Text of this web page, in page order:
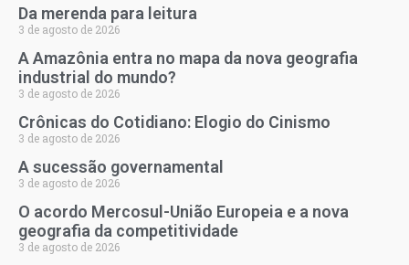
Da merenda para leitura
3 de agosto de 2026
A Amazônia entra no mapa da nova geografia
industrial do mundo?
3 de agosto de 2026
Crônicas do Cotidiano: Elogio do Cinismo
3 de agosto de 2026
A sucessão governamental
3 de agosto de 2026
O acordo Mercosul-União Europeia e a nova
geografia da competitividade
3 de agosto de 2026